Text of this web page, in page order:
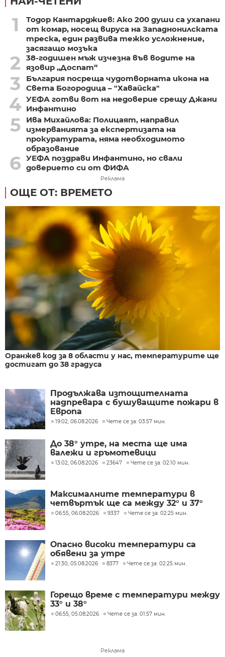
1
Тодор Кантарджиев: Ако 200 души са ухапани
от комар, носещ вируса на Западнонилската
треска, един развива тежко усложнение,
засягащо мозъка
2
38-годишен мъж изчезна във водите на
язовир „Доспат“
3
България посреща чудотворната икона на
Света Богородица – "Хавайска"
4 УЕФА готви вот на недоверие срещу Джани
Инфантино
5
Ива Михайлова: Полицаят, направил
измерванията за експертизата на
прокуратурата, няма необходимото
образование
6 УЕФА поздрави Инфантино, но свали
доверието си от ФИФА
Реклама
ОЩЕ ОТ: ВРЕМЕТО
Оранжев код за 8 области у нас, температурите ще
достигат до 38 градуса
Продължава изтощителната
надпревара с бушуващите пожари в
Европа
19:02, 06.08.2026 Чете се за: 03:57 мин.
До 38° утре, на места ще има
валежи и гръмотевици
13:02, 06.08.2026 23647 Чете се за: 02:10 мин.
Максималните температури в
четвъртък ще са между 32° и 37°
06:55, 06.08.2026 9337 Чете се за: 02:25 мин.
Опасно високи температури са
обявени за утре
21:30, 05.08.2026 8377 Чете се за: 02:25 мин.
Горещо време с температури между
33° и 38°
06:55, 05.08.2026 Чете се за: 01:57 мин.
Реклама